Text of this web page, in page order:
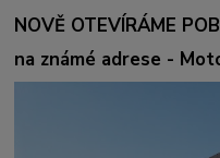
NOVĚ OTEVÍRÁME
na známé adrese -